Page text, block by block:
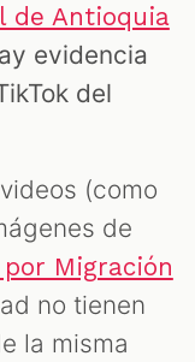
de Antioquia
evidencia
del
(como
de
Migración
no tienen
la misma